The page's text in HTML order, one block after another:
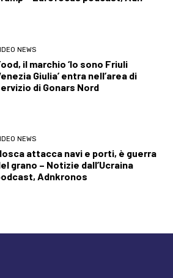
NEWS
il marchio ‘Io sono Friuli
Giulia’ entra nell’area di
di Gonars Nord
NEWS
attacca navi e porti, è guerra
grano – Notizie dall’Ucraina
Adnkronos